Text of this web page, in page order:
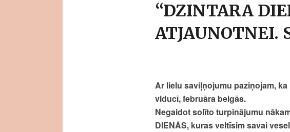
“DZINTARA
ATJAUNOTNEI.
Ar lielu saviļņojumu paziņojam,
viducī, februāra beigās.
Negaidot solīto turpinājumu
DIENĀS, kuras veltīsim savai